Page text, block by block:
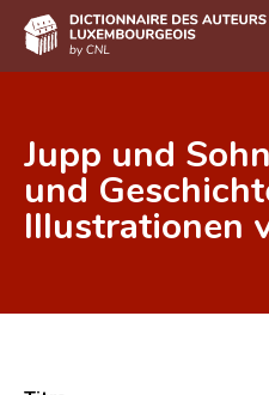
DE FR
Accueil
Recherche avancée
Jupp und
und
Illustrationen